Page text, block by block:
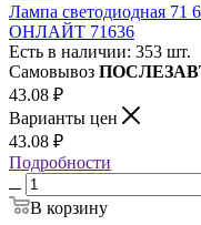
Лампа светодиодная 71
ОНЛАЙТ 71636
Есть в наличии: 353 шт.
Самовывоз
43.08 ₽
Варианты цен
43.08 ₽
Подробности
В корзину